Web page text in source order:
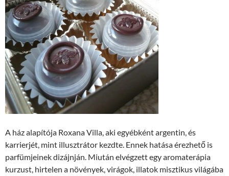
A ház alapítója Roxana Villa, aki egyébként argentin, és
karrierjét, mint illusztrátor kezdte. Ennek hatása érezhető is
parfümjeinek dizájnján. Miután elvégzett egy aromaterápia
kurzust, hirtelen a növények, virágok, illatok misztikus világába